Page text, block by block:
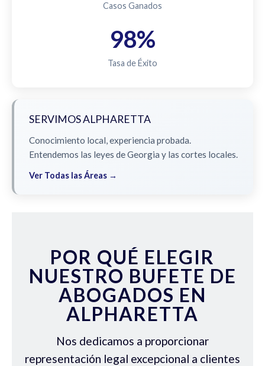
Casos Ganados
98%
Tasa de Éxito
SERVIMOS ALPHARETTA
Conocimiento local, experiencia probada.
Entendemos las leyes de Georgia y las cortes locales.
Ver Todas las Áreas →
POR QUÉ ELEGIR
NUESTRO BUFETE DE
ABOGADOS EN
ALPHARETTA
Nos dedicamos a proporcionar
representación legal excepcional a clientes